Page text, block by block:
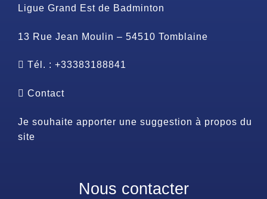
Ligue Grand Est de Badminton
13 Rue Jean Moulin – 54510 Tomblaine
Tél. : +33383188841
Contact
Je souhaite apporter une suggestion à propos du
site
Nous contacter